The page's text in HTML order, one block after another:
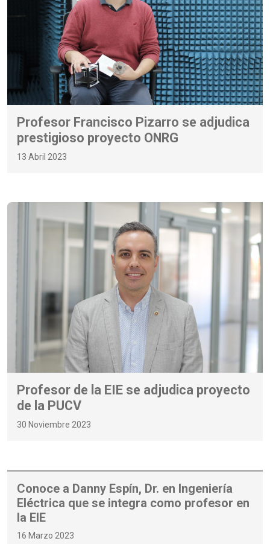
Profesor Francisco Pizarro se adjudica
prestigioso proyecto ONRG
13 Abril 2023
Profesor de la EIE se adjudica proyecto
de la PUCV
30 Noviembre 2023
Conoce a Danny Espín, Dr. en Ingeniería
Eléctrica que se integra como profesor en
la EIE
16 Marzo 2023